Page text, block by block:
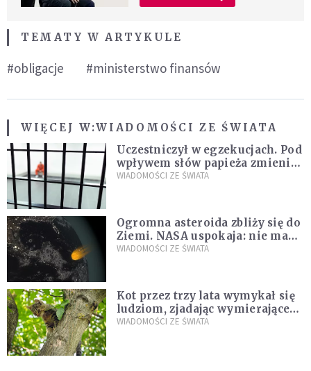
TEMATY W ARTYKULE
#obligacje #ministerstwo finansów
WIĘCEJ W:WIADOMOŚCI ZE ŚWIATA
Uczestniczył w egzekucjach. Pod
wpływem słów papieża zmienił
zdanie
WIADOMOŚCI ZE ŚWIATA
Ogromna asteroida zbliży się do
Ziemi. NASA uspokaja: nie ma
zagrożenia
WIADOMOŚCI ZE ŚWIATA
Kot przez trzy lata wymykał się
ludziom, zjadając wymierające
kaczki. W końcu popełnił
WIADOMOŚCI ZE ŚWIATA